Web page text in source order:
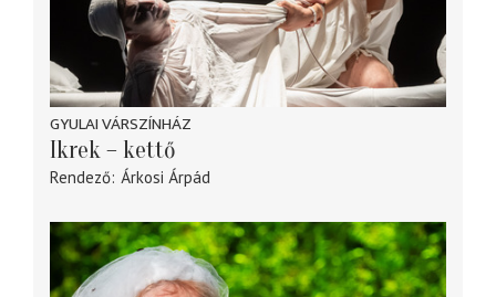
GYULAI VÁRSZÍNHÁZ
Ikrek – kettő
Rendező Árkosi Árpád